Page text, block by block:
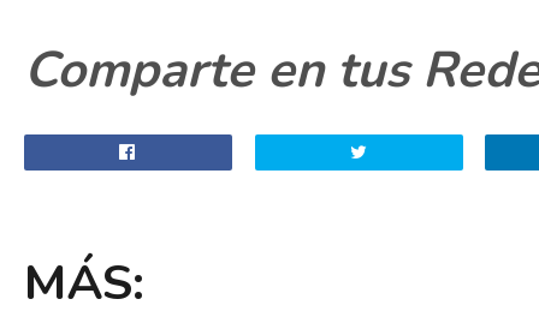
Comparte en tus
MÁS: